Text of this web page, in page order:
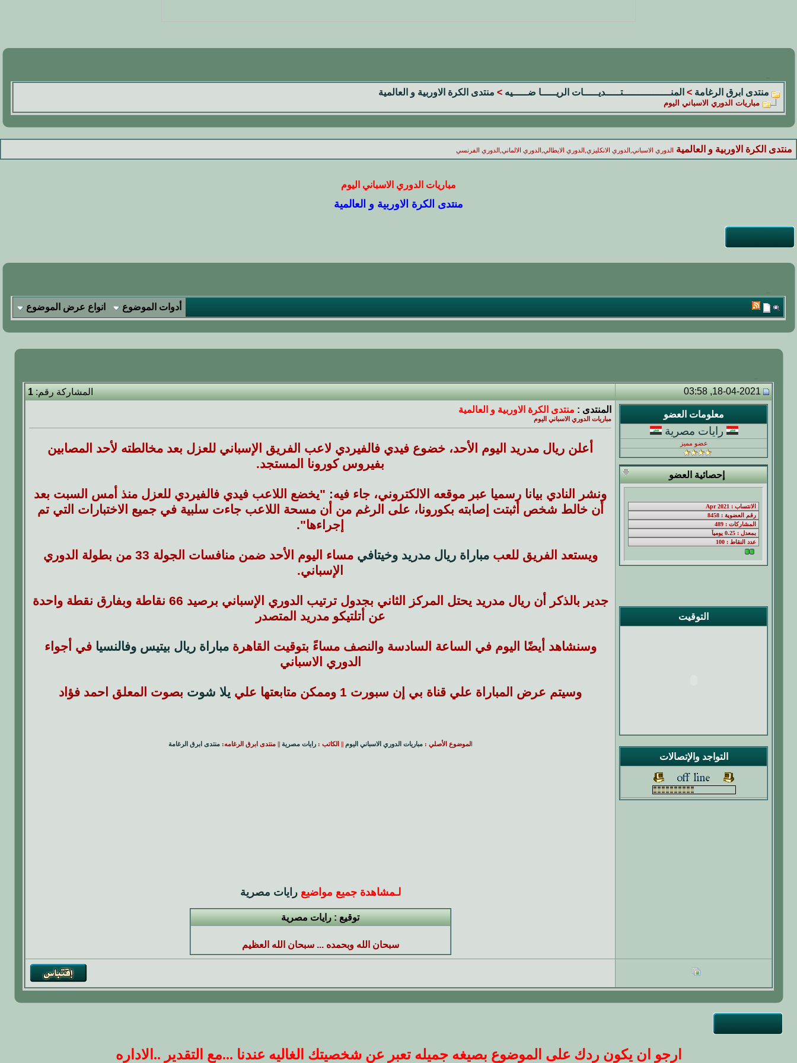
منتدى ابرق الرغامة > المنــــــــــــــــتـــــديـــــات الريـــــا ضـــــيه > منتدى الكرة الاوربية و العالمية
مباريات الدوري الاسباني اليوم
منتدى الكرة الاوربية و العالمية الدوري الاسباني,الدوري الانكليزي,الدوري الايطالي,الدوري الالماني,الدوري الفرنسي
مباريات الدوري الاسباني اليوم
منتدى الكرة الاوربية و العالمية
أدوات الموضوع انواع عرض الموضوع
18-04-2021, 03:58 المشاركة رقم:1
معلومات العضو
رايات مصرية
عضو مميز
إحصائية العضو
التوقيت
التواجد والإتصالات
المنتدى : منتدى الكرة الاوربية و العالمية
مباريات الدوري الاسباني اليوم
أعلن ريال مدريد اليوم الأحد، خضوع فيدي فالفيردي لاعب الفريق الإسباني للعزل بعد مخالطته لأحد المصابين
بفيروس كورونا المستجد.
ونشر النادي بيانا رسميا عبر موقعه الالكتروني، جاء فيه: "يخضع اللاعب فيدي فالفيردي للعزل منذ أمس السبت بعد
أن خالط شخص أثبتت إصابته بكورونا، على الرغم من أن مسحة اللاعب جاءت سلبية في جميع الاختبارات التي تم
إجراءها".
ويستعد الفريق للعبمباراة ريال مدريد وخيتافي
مساء اليوم الأحد ضمن منافسات الجولة 33 من بطولة الدوري
الإسباني.
جدير بالذكر أن ريال مدريد يحتل المركز الثاني بجدول ترتيب الدوري الإسباني برصيد 66 نقاطة وبفارق نقطة واحدة
عن أتلتيكو مدريد المتصدر
وسنشاهد أيضًا اليوم في الساعة السادسة والنصف مساءً بتوقيت القاهرةمباراة ريال بيتيس وفالنسيا في أجواء
الدوري الاسباني
وسيتم عرض المباراة علي قناة بي إن سبورت 1 وممكن متابعتها علي يلا شوت بصوت المعلق احمد فؤاد
الموضوع الأصلي :مباريات الدوري الاسباني اليوم || الكاتب :رايات مصرية || منتدى ابرق الرغامه:منتدى ابرق الرغامة
لـمشاهدة جميع مواضيع رايات مصرية
توقيع : رايات مصرية
سبحان الله وبحمده ... سبحان الله العظيم
ارجو ان يكون ردك على الموضوع بصيغه جميله تعبر عن شخصيتك الغاليه عندنا ...مع التقدير ..الاداره